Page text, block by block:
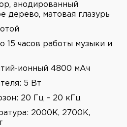
анодированный
дерево, матовая глазурь
15 часов работы музыки и
ионный 4800 мАч
5 Вт
20 Гц – 20 кГц
2000K, 2700K,